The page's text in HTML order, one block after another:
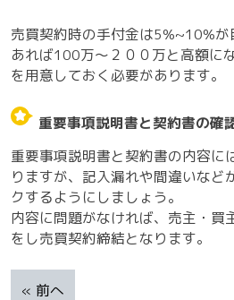
売買契約時の手付金は5%~10%
あれば100万〜２００万と高額に
を用意しておく必要があります。
重要事項説明書と契約書の確
重要事項説明書と契約書の内容に
りますが、記入漏れや間違いなど
クするようにしましょう。
内容に問題がなければ、売主・買
をし売買契約締結となります。
« 前へ